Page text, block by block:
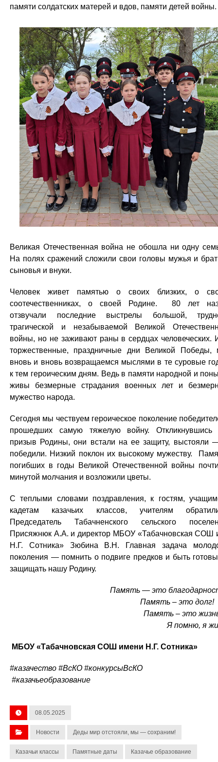
памяти солдатских матерей и вдов, памяти детей войны.
Великая Отечественная война не обошла ни одну
На полях сражений сложили свои головы мужья и
сыновья и внуки.
Человек живет памятью о своих близких, о
соотечественниках, о своей Родине. 80 лет
отзвучали последние выстрелы большой,
трагической и незабываемой Великой
войны, но не заживают раны в сердцах человеческих.
торжественные, праздничные дни Великой Победы,
вновь и вновь возвращаемся мыслями в те суровые
к тем героическим дням. Ведь в памяти народной и
живы безмерные страдания военных лет и
мужество народа.
Сегодня мы чествуем героическое поколение
прошедших самую тяжелую войну. Откликнувшись
призыв Родины, они встали на ее защиту, выстояли
победили. Низкий поклон их высокому мужеству.
погибших в годы Великой Отечественной войны
минутой молчания и возложили цветы.
С теплыми словами поздравления, к гостям,
кадетам казачьих классов, учителям
Председатель Табачненского сельского
Присяжнюк А.А. и директор МБОУ «Табачновская СОШ
Н.Г. Сотника» Зюбина В.Н. Главная задача
поколения — помнить о подвиге предков и быть
защищать нашу Родину.
Память — это
Память – это
Память – это
Я помню, я
МБОУ «Табачновская СОШ имени Н.Г. Сотника»
#казачество #ВсКО #конкурсыВсКО
#казачьеобразование
08.05.2025
Новости Деды мир отстояли, мы — сохраним!
Казачьи классы Памятные даты Казачье образование